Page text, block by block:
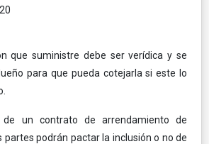
que suministre debe ser verídica y se
para que pueda cotejarla si este lo
de un contrato de arrendamiento de
partes podrán pactar la inclusión o no de